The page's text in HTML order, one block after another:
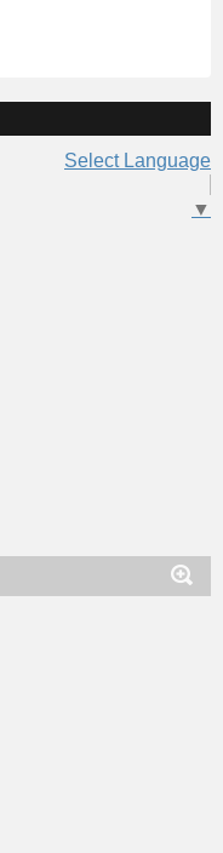
Select Language
▼